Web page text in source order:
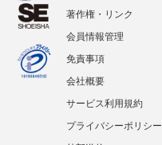
著作権・リンク
会員情報管理
免責事項
会社概要
サービス利用規約
プライバシーポリシー